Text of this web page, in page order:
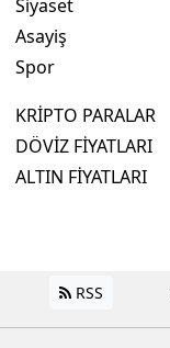
Siyaset
Asayiş
Spor
KRİPTO PARALAR
DÖVİZ FİYATLARI
ALTIN FİYATLARI
RSS